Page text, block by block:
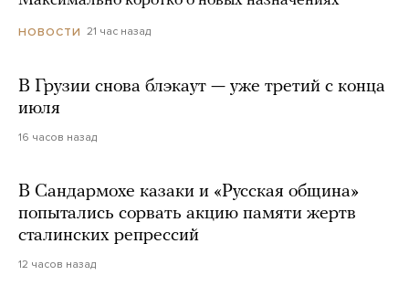
НОВОСТИ 21 час назад
В Грузии снова блэкаут — уже третий с конца
июля
16 часов назад
В Сандармохе казаки и «Русская община»
попытались сорвать акцию памяти жертв
сталинских репрессий
12 часов назад